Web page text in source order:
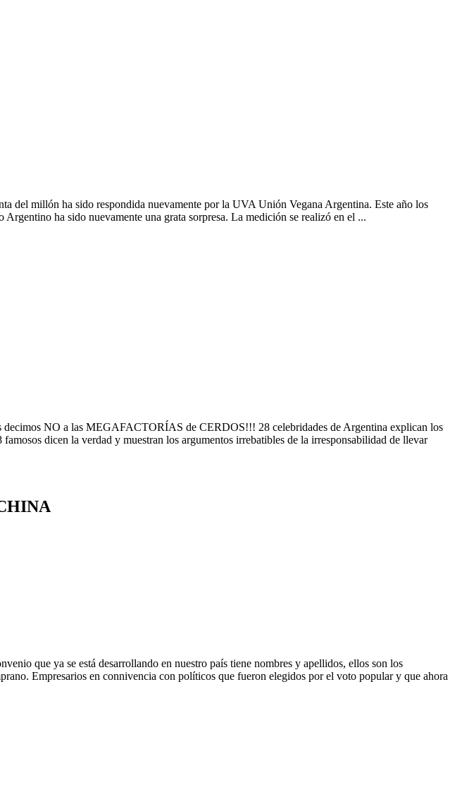
millón ha sido respondida nuevamente por la UVA Unión Vegana Argentina. Este año los
ha sido nuevamente una grata sorpresa. La medición se realizó en el ...
NO a las MEGAFACTORÍAS de CERDOS!!! 28 celebridades de Argentina explican los
dicen la verdad y muestran los argumentos irrebatibles de la irresponsabilidad de llevar
que ya se está desarrollando en nuestro país tiene nombres y apellidos, ellos son los
Empresarios en connivencia con políticos que fueron elegidos por el voto popular y que ahora